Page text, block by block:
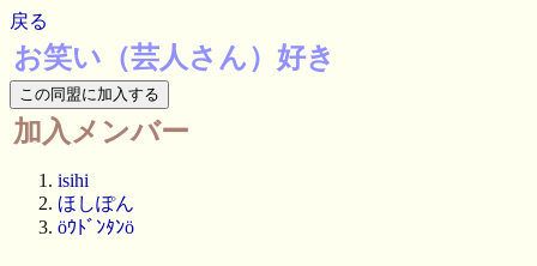
戻る
お笑い（芸人さん）好き
加入メンバー
isihi
ほしぽん
öｳﾄﾞﾝﾀﾝö